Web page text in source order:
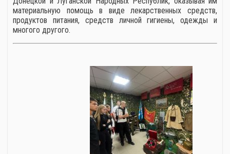
материальную помощь в виде лекарственных средств,
продуктов питания, средств личной гигиены, одежды и
многого другого.